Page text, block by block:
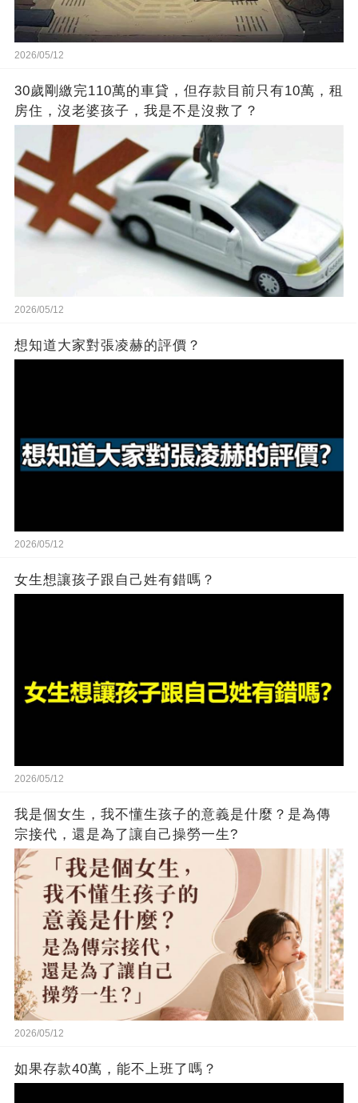
2026/05/12
30歲剛繳完110萬的車貸，但存款目前只有10萬，租
房住，沒老婆孩子，我是不是沒救了？
2026/05/12
想知道大家對張凌赫的評價？
2026/05/12
女生想讓孩子跟自己姓有錯嗎？
2026/05/12
我是個女生，我不懂生孩子的意義是什麼？是為傳
宗接代，還是為了讓自己操勞一生?
2026/05/12
如果存款40萬，能不上班了嗎？